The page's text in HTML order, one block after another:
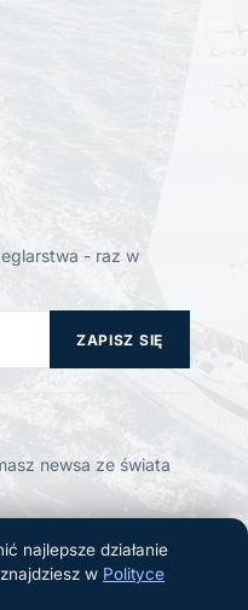
- raz w
ZAPISZ SIĘ
newsa ze świata
najlepsze działanie
w Polityce